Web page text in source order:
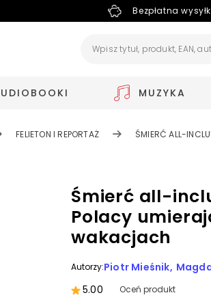
Bezpłatna
MUZYKA
FELIETON I REPORTAŻ ŚMIERĆ ALL-
Śmierć all-
Polacy
wakacjach
Autorzy:Piotr Mieśnik
5.00
Oceń produkt